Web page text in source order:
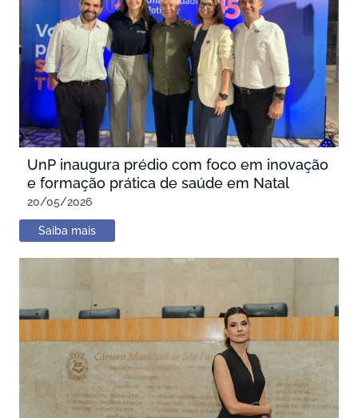
UnP inaugura prédio com foco em inovação
e formação prática de saúde em Natal
20/05/2026
Saiba mais